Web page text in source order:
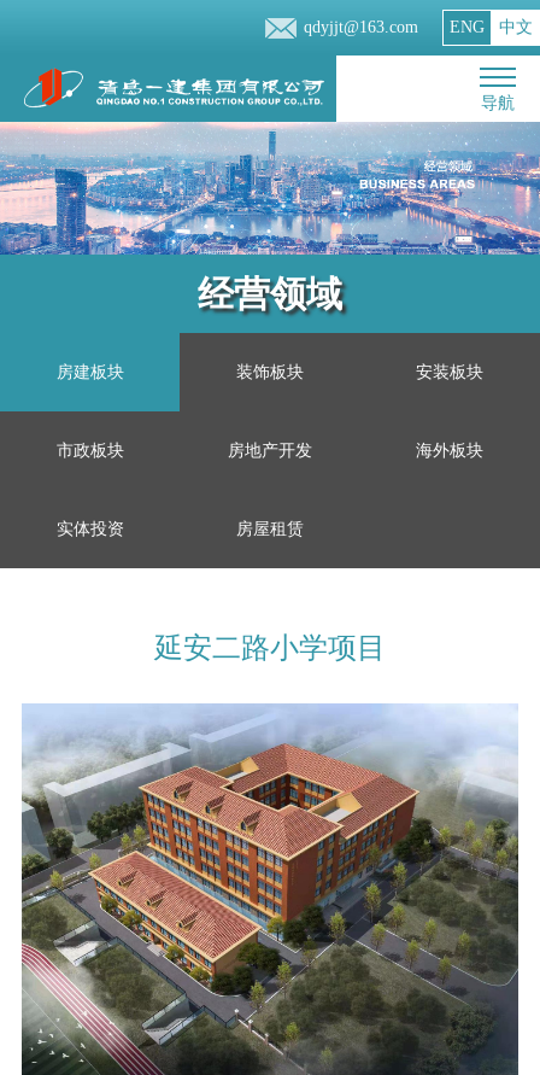
qdyjjt@163.com ENG 中文
导航
经营领域
房建板块 装饰板块 安装板块
市政板块 房地产开发 海外板块
实体投资 房屋租赁
延安二路小学项目